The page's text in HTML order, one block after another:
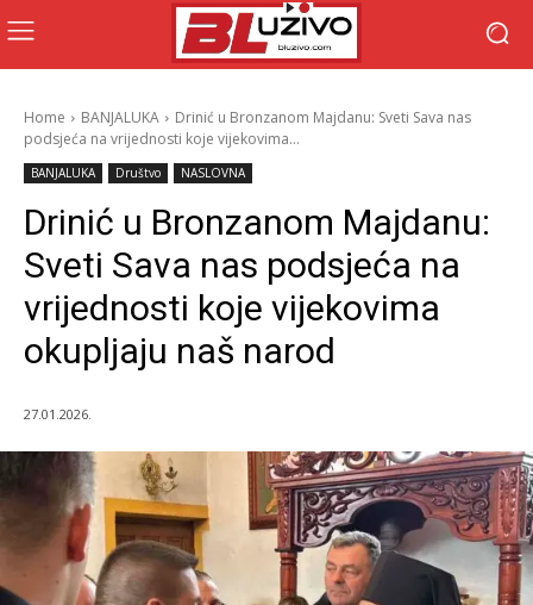
Home BANJALUKA
Drinić u Bronzanom Majdanu: Sveti Sava nas
podsjeća na vrijednosti koje vijekovima...
BANJALUKA Društvo NASLOVNA
Drinić u Bronzanom Majdanu:
Sveti Sava nas podsjeća na
vrijednosti koje vijekovima
okupljaju naš narod
27.01.2026.